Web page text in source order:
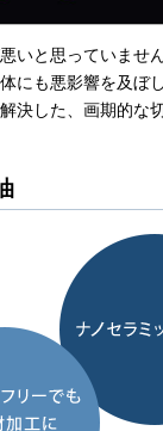
いと思っていませ
にも悪影響を及
決した、画期的な